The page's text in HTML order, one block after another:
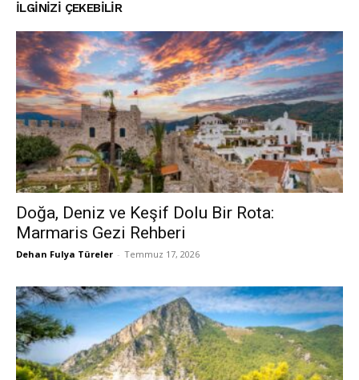
İLGINIZI ÇEKEBILIR
Doğa, Deniz ve Keşif Dolu Bir Rota:
Marmaris Gezi Rehberi
Dehan Fulya Türeler - Temmuz 17, 2026